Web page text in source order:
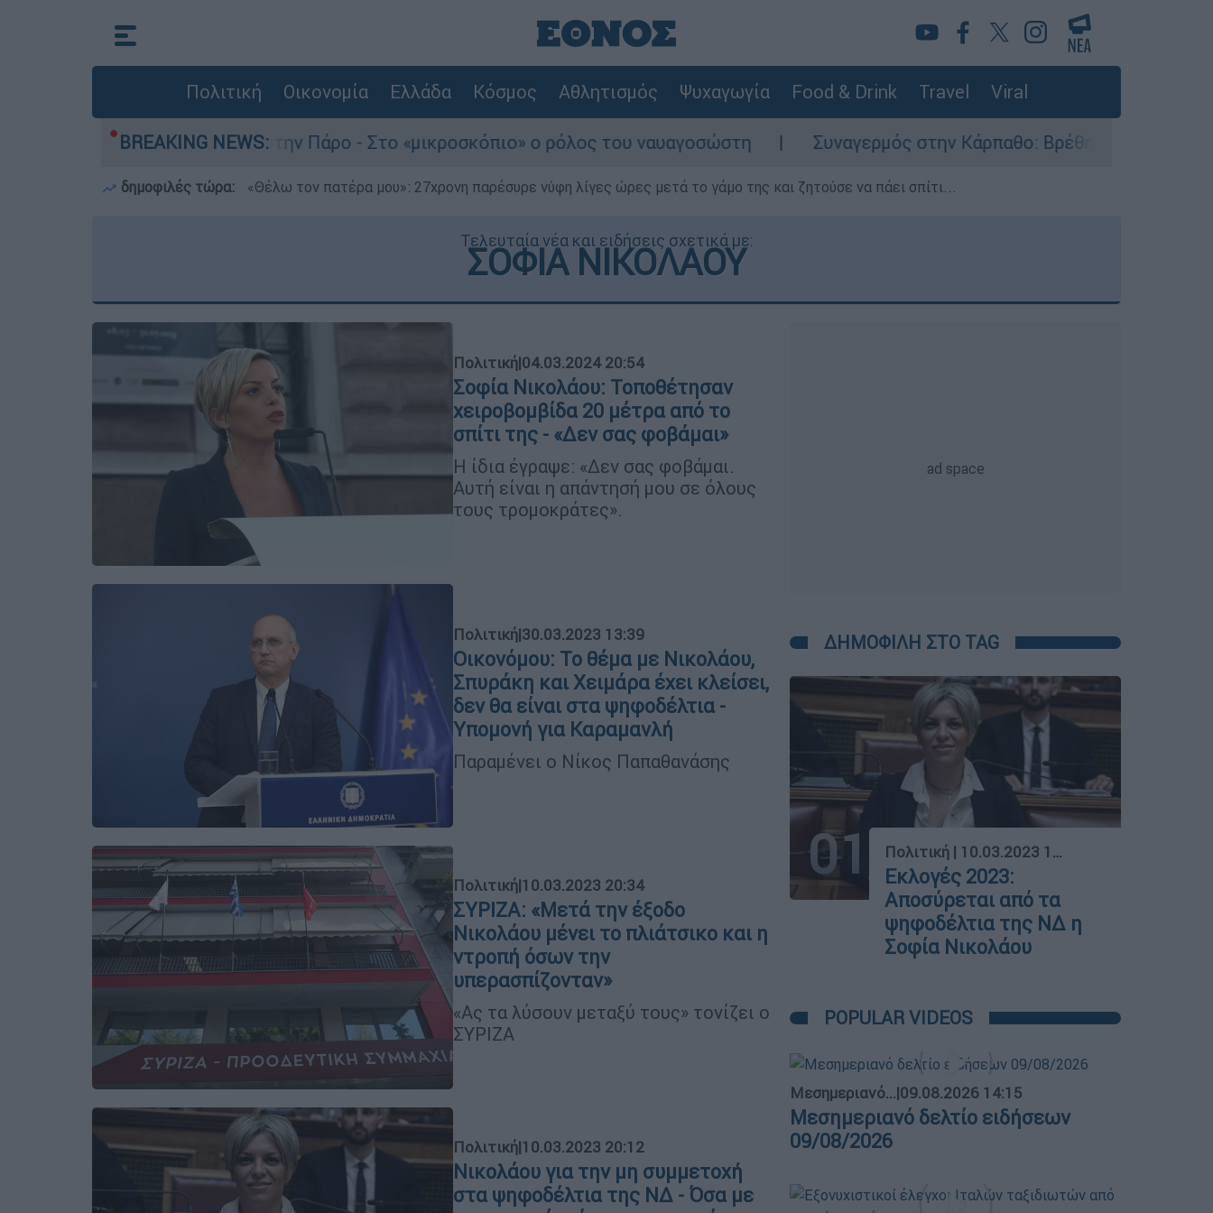
Πολιτική Οικονομία Ελλάδα Κόσμος Αθλητισμός Ψυχαγωγία Food & Drink Travel Viral
BREAKING NEWS:
του 4χρονου στην Πάρο - Στο «μικροσκόπιο» ο ρόλος του ναυαγοσώστη Συναγερμός στην Κάρπαθο: Βρέθηκαν παλιά πυρομαχικά στο
δημοφιλές τώρα: «Θέλω τον πατέρα μου»: 27χρονη παρέσυρε νύφη λίγες ώρες μετά το γάμο της και ζητούσε να πάει σπίτι...
Τελευταία νέα και ειδήσεις σχετικά με:
ΣΟΦΙΑ ΝΙΚΟΛΑΟΥ
Πολιτική|04.03.2024 20:54
Σοφία Νικολάου: Τοποθέτησαν
χειροβομβίδα 20 μέτρα από το
σπίτι της - «Δεν σας φοβάμαι»
Η ίδια έγραψε: «Δεν σας φοβάμαι.
Αυτή είναι η απάντησή μου σε όλους
τους τρομοκράτες».
Πολιτική|30.03.2023 13:39
Οικονόμου: Το θέμα με Νικολάου,
Σπυράκη και Χειμάρα έχει κλείσει,
δεν θα είναι στα ψηφοδέλτια -
Υπομονή για Καραμανλή
Παραμένει ο Νίκος Παπαθανάσης
Πολιτική|10.03.2023 20:34
ΣΥΡΙΖΑ: «Μετά την έξοδο
Νικολάου μένει το πλιάτσικο και η
ντροπή όσων την
υπερασπίζονταν»
«Ας τα λύσουν μεταξύ τους» τονίζει ο
ΣΥΡΙΖΑ
Πολιτική|10.03.2023 20:12
Νικολάου για την μη συμμετοχή
στα ψηφοδέλτια της ΝΔ - Όσα με
ΔΗΜΟΦΙΛΗ ΣΤΟ TAG
01 Πολιτική | 10.03.2023 18:53
Εκλογές 2023:
Αποσύρεται από τα
ψηφοδέλτια της ΝΔ η
Σοφία Νικολάου
POPULAR VIDEOS
Μεσημεριανό...|09.08.2026 14:15
Μεσημεριανό δελτίο ειδήσεων
09/08/2026